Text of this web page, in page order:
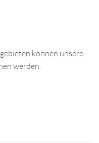
können unsere
werden.